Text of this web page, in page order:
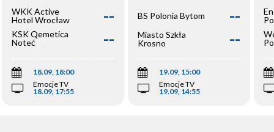
WKK Active
Hotel Wrocław
--
KSK Qemetica
Noteć
Inowrocław
--
18.09, 18:00
Emocje TV
18.09, 17:55
BS Polonia Bytom --
Miasto Szkła
Krosno
--
19.09, 15:00
Emocje TV
19.09, 14:55